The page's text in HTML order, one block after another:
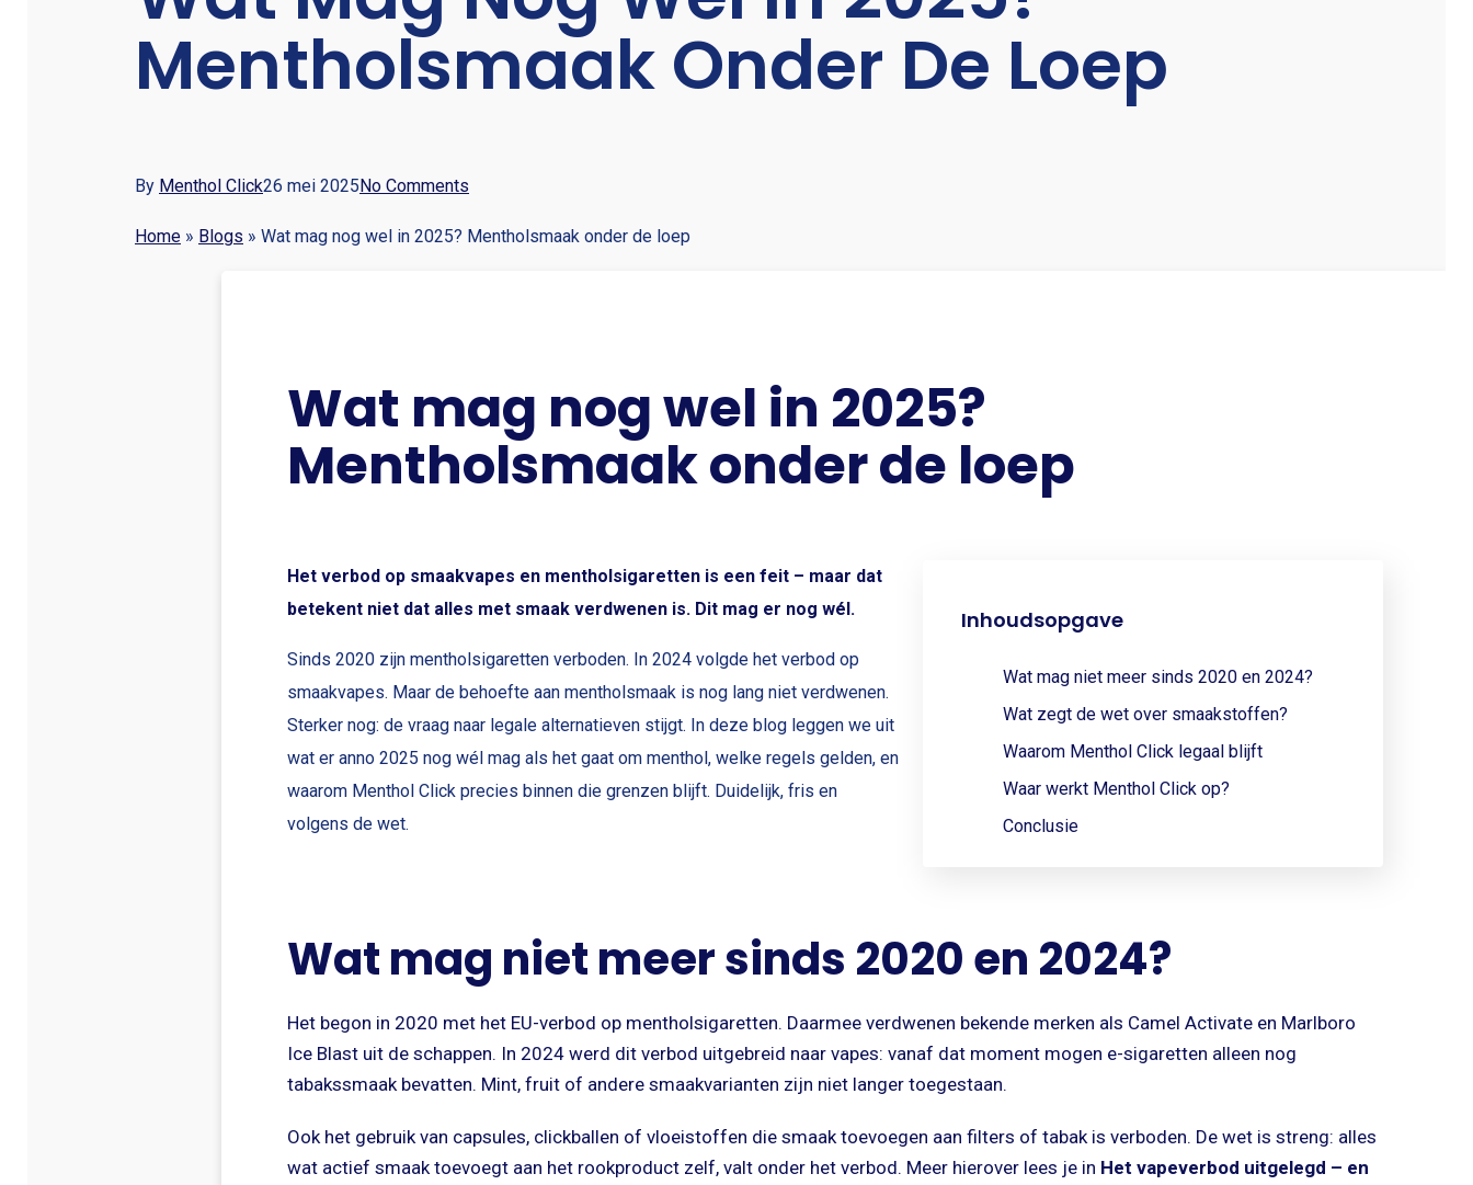
Mentholsmaak Onder De Loep
By Menthol Click26 mei 2025No Comments
Home » Blogs » Wat mag nog wel in 2025? Mentholsmaak onder de loep
Wat mag nog wel in 2025?
Mentholsmaak onder de loep
Het verbod op smaakvapes en mentholsigaretten is een feit – maar dat
betekent niet dat alles met smaak verdwenen is. Dit mag er nog wél.
Sinds 2020 zijn mentholsigaretten verboden. In 2024 volgde het verbod op
smaakvapes. Maar de behoefte aan mentholsmaak is nog lang niet verdwenen.
Sterker nog: de vraag naar legale alternatieven stijgt. In deze blog leggen we uit
wat er anno 2025 nog wél mag als het gaat om menthol, welke regels gelden, en
waarom Menthol Click precies binnen die grenzen blijft. Duidelijk, fris en
volgens de wet.
Inhoudsopgave
Wat mag niet meer sinds 2020 en 2024?
Wat zegt de wet over smaakstoffen?
Waarom Menthol Click legaal blijft
Waar werkt Menthol Click op?
Conclusie
Wat mag niet meer sinds 2020 en 2024?
Het begon in 2020 met het EU-verbod op mentholsigaretten. Daarmee verdwenen bekende merken als Camel Activate en Marlboro
Ice Blast uit de schappen. In 2024 werd dit verbod uitgebreid naar vapes: vanaf dat moment mogen e-sigaretten alleen nog
tabakssmaak bevatten. Mint, fruit of andere smaakvarianten zijn niet langer toegestaan.
Ook het gebruik van capsules, clickballen of vloeistoffen die smaak toevoegen aan filters of tabak is verboden. De wet is streng: alles
wat actief smaak toevoegt aan het rookproduct zelf, valt onder het verbod. Meer hierover lees je in Het vapeverbod uitgelegd – en